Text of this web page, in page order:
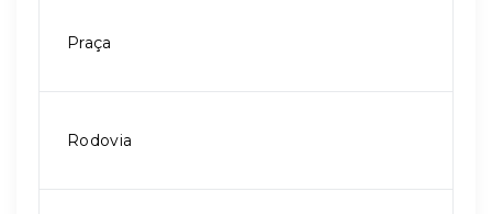
Praça
Rodovia